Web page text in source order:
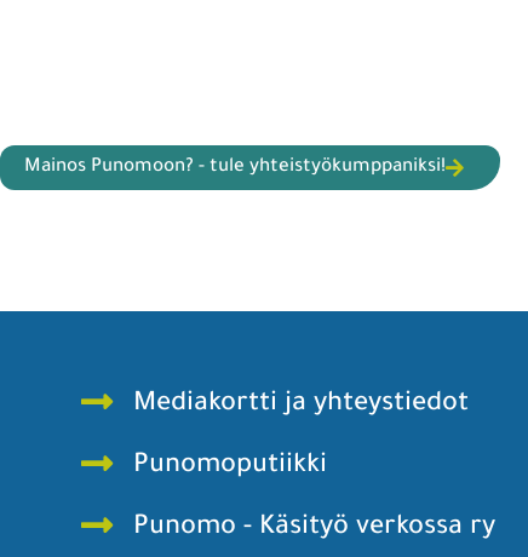
Mainos Punomoon? - tule yhteistyökumppaniksi!
Mediakortti ja yhteystiedot
Punomoputiikki
Punomo - Käsityö verkossa ry